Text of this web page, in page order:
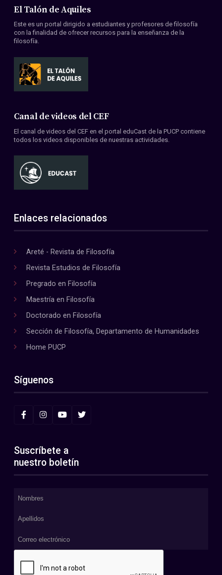
El Talón de Aquiles
Este es un portal dirigido a estudiantes y profesores de filosofía
con la finalidad de ofrecer recursos para la enseñanza de la
filosofía.
Canal de videos del CEF
El canal de videos del CEF en el portal eduCast de la PUCP contiene
todos los videos disponibles de nuestras actividades.
Enlaces relacionados
Areté - Revista de Filosofía
Revista Estudios de Filosofía
Pregrado en Filosofía
Maestría en Filosofía
Doctorado en Filosofía
Sección de Filosofía, Departamento de Humanidades
Home PUCP
Síguenos
Suscríbete a
nuestro boletín